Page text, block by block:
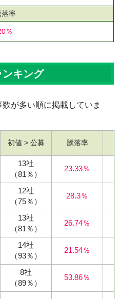
落率
％
キング
が多い順に掲載していま
初値 > 公募 騰落率
13社
（81％）
23.33％
12社
（75％）
28.3％
13社
（81％）
26.74％
14社
（93％）
21.54％
8社
（89％）
53.86％